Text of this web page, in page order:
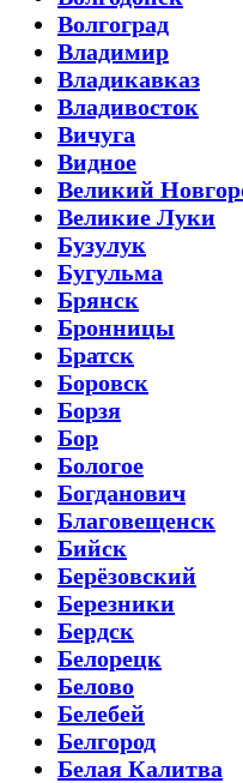
Волгоград
Владимир
Владикавказ
Владивосток
Вичуга
Видное
Великий
Великие Луки
Бузулук
Бугульма
Брянск
Бронницы
Братск
Боровск
Борзя
Бор
Бологое
Богданович
Благовещенск
Бийск
Берёзовский
Березники
Бердск
Белорецк
Белово
Белебей
Белгород
Белая Калитва